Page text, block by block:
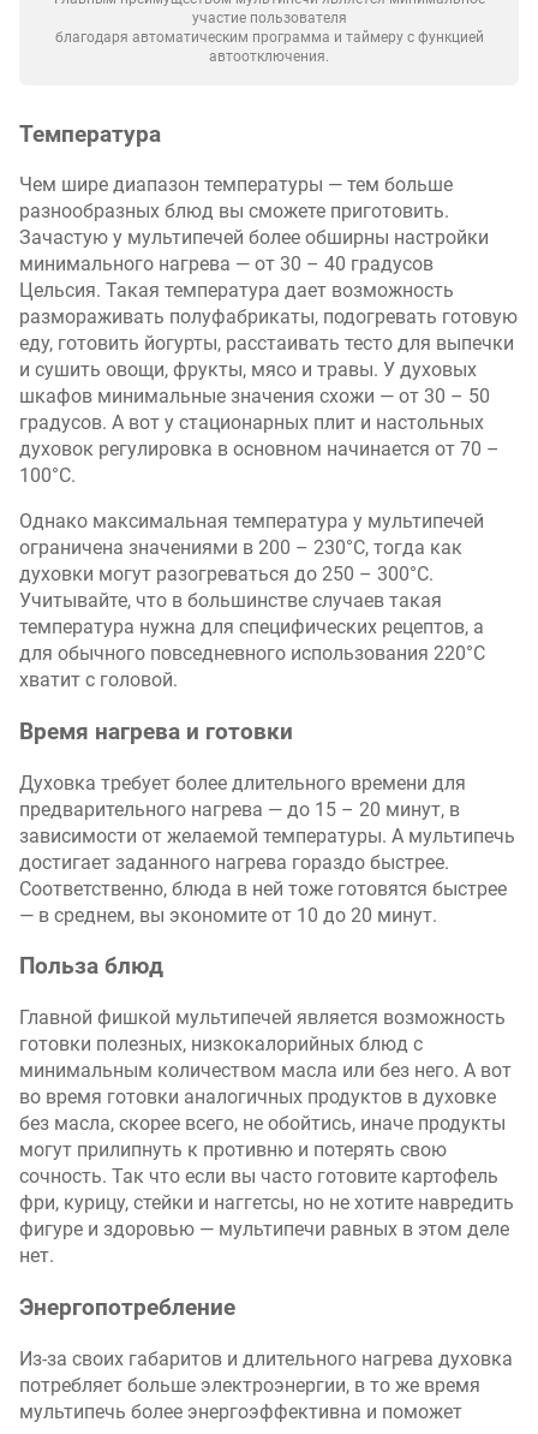
участие пользователя
благодаря автоматическим программа и таймеру с функцией
автоотключения.
Температура
Чем шире диапазон температуры — тем больше
разнообразных блюд вы сможете приготовить.
Зачастую у мультипечей более обширны настройки
минимального нагрева — от 30 – 40 градусов
Цельсия. Такая температура дает возможность
размораживать полуфабрикаты, подогревать готовую
еду, готовить йогурты, расстаивать тесто для выпечки
и сушить овощи, фрукты, мясо и травы. У духовых
шкафов минимальные значения схожи — от 30 – 50
градусов. А вот у стационарных плит и настольных
духовок регулировка в основном начинается от 70 –
100°C.
Однако максимальная температура у мультипечей
ограничена значениями в 200 – 230°C, тогда как
духовки могут разогреваться до 250 – 300°C.
Учитывайте, что в большинстве случаев такая
температура нужна для специфических рецептов, а
для обычного повседневного использования 220°C
хватит с головой.
Время нагрева и готовки
Духовка требует более длительного времени для
предварительного нагрева — до 15 – 20 минут, в
зависимости от желаемой температуры. А мультипечь
достигает заданного нагрева гораздо быстрее.
Соответственно, блюда в ней тоже готовятся быстрее
— в среднем, вы экономите от 10 до 20 минут.
Польза блюд
Главной фишкой мультипечей является возможность
готовки полезных, низкокалорийных блюд с
минимальным количеством масла или без него. А вот
во время готовки аналогичных продуктов в духовке
без масла, скорее всего, не обойтись, иначе продукты
могут прилипнуть к противню и потерять свою
сочность. Так что если вы часто готовите картофель
фри, курицу, стейки и наггетсы, но не хотите навредить
фигуре и здоровью — мультипечи равных в этом деле
нет.
Энергопотребление
Из-за своих габаритов и длительного нагрева духовка
потребляет больше электроэнергии, в то же время
мультипечь более энергоэффективна и поможет